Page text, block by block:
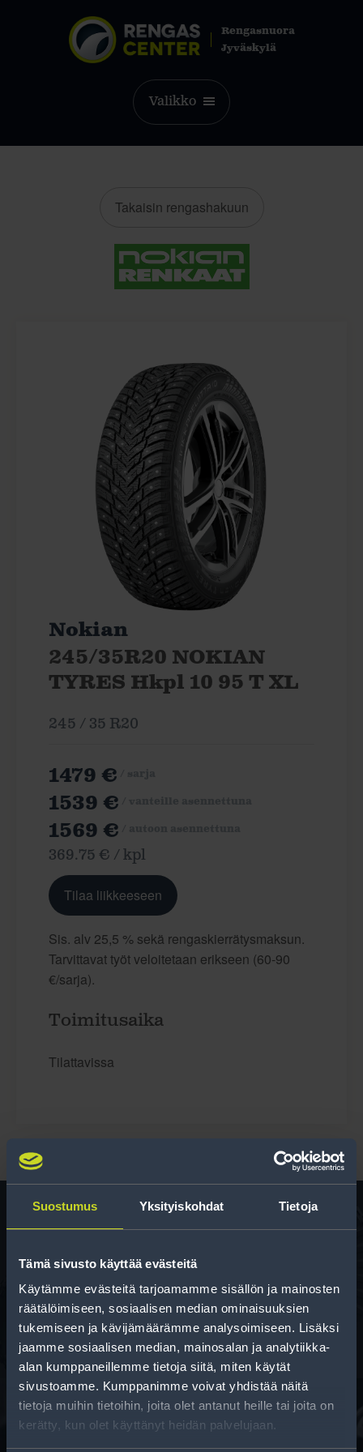
Suostumus Yksityiskohdat Tietoja
Tämä sivusto käyttää evästeitä
Käytämme evästeitä tarjoamamme sisällön ja mainosten
räätälöimiseen, sosiaalisen median ominaisuuksien
tukemiseen ja kävijämäärämme analysoimiseen. Lisäksi
jaamme sosiaalisen median, mainosalan ja analytiikka-
alan kumppaneillemme tietoja siitä, miten käytät
sivustoamme. Kumppanimme voivat yhdistää näitä
tietoja muihin tietoihin, joita olet antanut heille tai joita on
kerätty, kun olet käyttänyt heidän palvelujaan.
Rengasnuora
Jyväskylä
Valikko
Takaisin rengashakuun
Nokian
245/35R20 NOKIAN
TYRES Hkpl 10 95 T XL
245 / 35 R20
1479 €
1539 €
1569 €
369.75 € / kpl
Tilaa liikkeeseen
Sis. alv 25,5 % sekä rengaskierrätysmaksun.
Tarvittavat työt veloitetaan erikseen (60-90
€/sarja).
Toimitusaika
Tilattavissa
Rengas­laskuri
Auttaa sinua valitsemaan oikean kokoisen renkaan,
kun vaihdat rengaskokoa.